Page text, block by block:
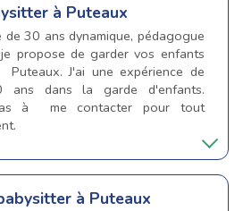
à Puteaux
de 30 ans dynamique, pédagogue
propose de garder vos enfants
J'ai une expérience de
ans dans la garde d'enfants.
à me contacter pour tout
à Puteaux